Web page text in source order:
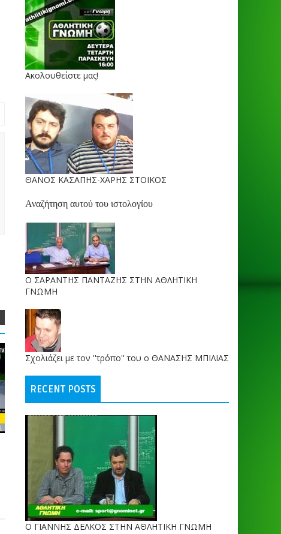
Ακολουθείστε μας!
ΘΑΝΟΣ ΚΑΣΑΠΗΣ-ΧΑΡΗΣ ΣΤΟΙΚΟΣ
Αναζήτηση αυτού του ιστολογίου
O ΣΑΡΑΝΤΗΣ ΠΑΝΤΑΖΗΣ ΣΤΗΝ ΑΘΛΗΤΙΚΗ
ΓΝΩΜΗ
Σχολιάζει με τον ''τρόπο'' του ο ΘΑΝΑΣΗΣ ΜΠΙΛΙΑΣ
RECENT POSTS
Ο ΓΙΑΝΝΗΣ ΔΕΛΚΟΣ ΣΤΗΝ ΑΘΛΗΤΙΚΗ ΓΝΩΜΗ